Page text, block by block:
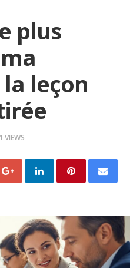
plus
leçon
VIEWS